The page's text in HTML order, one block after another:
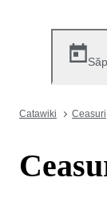
Catawiki